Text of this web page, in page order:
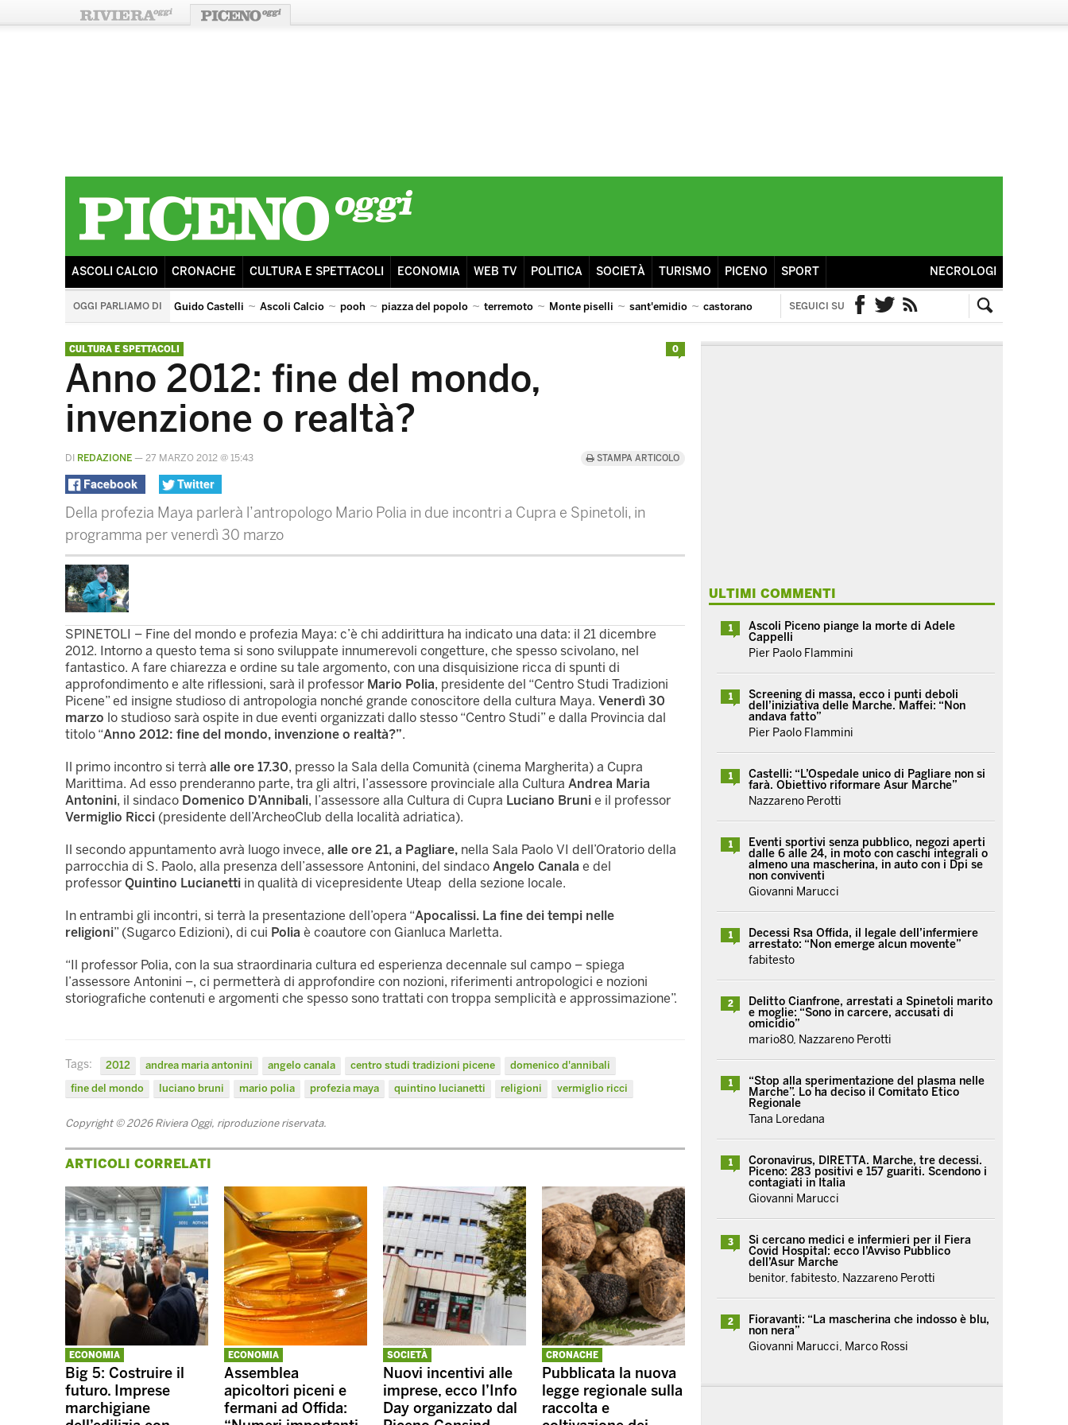
ASCOLI CALCIO CRONACHE CULTURA E SPETTACOLI ECONOMIA WEB TV POLITICA SOCIETÀ TURISMO PICENO SPORT NECROLOGI
OGGI PARLIAMO DI Guido Castelli Ascoli Calcio pooh piazza del popolo terremoto Monte piselli sant'emidio castorano
arengo ricostruzione
SEGUICI SU
CULTURA E SPETTACOLI
Anno 2012: fine del mondo,
invenzione o realtà?
DI REDAZIONE — 27 MARZO 2012 @ 15:43 STAMPA ARTICOLO
Facebook Twitter
Della profezia Maya parlerà l’antropologo Mario Polia in due incontri a Cupra e Spinetoli, in
programma per venerdì 30 marzo
SPINETOLI – Fine del mondo e profezia Maya: c’è chi addirittura ha indicato una data: il 21 dicembre
2012. Intorno a questo tema si sono sviluppate innumerevoli congetture, che spesso scivolano, nel
fantastico. A fare chiarezza e ordine su tale argomento, con una disquisizione ricca di spunti di
approfondimento e alte riflessioni, sarà il professor Mario Polia, presidente del “Centro Studi Tradizioni
Picene” ed insigne studioso di antropologia nonché grande conoscitore della cultura Maya. Venerdì 30
marzo lo studioso sarà ospite in due eventi organizzati dallo stesso “Centro Studi” e dalla Provincia dal
titolo “Anno 2012: fine del mondo, invenzione o realtà?”.
Il primo incontro si terrà alle ore 17.30, presso la Sala della Comunità (cinema Margherita) a Cupra
Marittima. Ad esso prenderanno parte, tra gli altri, l’assessore provinciale alla Cultura Andrea Maria
Antonini, il sindaco Domenico D’Annibali, l’assessore alla Cultura di Cupra Luciano Bruni e il professor
Vermiglio Ricci (presidente dell’ArcheoClub della località adriatica).
Il secondo appuntamento avrà luogo invece, alle ore 21, a Pagliare, nella Sala Paolo VI dell’Oratorio della
parrocchia di S. Paolo, alla presenza dell’assessore Antonini, del sindaco Angelo Canala e del
professor Quintino Lucianetti in qualità di vicepresidente Uteap della sezione locale.
In entrambi gli incontri, si terrà la presentazione dell’opera “Apocalissi. La fine dei tempi nelle
religioni” (Sugarco Edizioni), di cui Polia è coautore con Gianluca Marletta.
“Il professor Polia, con la sua straordinaria cultura ed esperienza decennale sul campo – spiega
l’assessore Antonini –, ci permetterà di approfondire con nozioni, riferimenti antropologici e nozioni
storiografiche contenuti e argomenti che spesso sono trattati con troppa semplicità e approssimazione”.
Tags: 2012 andrea maria antonini angelo canala centro studi tradizioni picene
domenico d'annibali
fine del mondo
luciano bruni mario polia profezia maya quintino lucianetti religioni vermiglio ricci
Copyright © 2026 Riviera Oggi, riproduzione riservata.
0
ARTICOLI CORRELATI
ECONOMIA
Big 5: Costruire il
futuro. Imprese
marchigiane
ECONOMIA
Assemblea
apicoltori piceni e
fermani ad Offida:
SOCIETÀ
Nuovi incentivi alle
imprese, ecco l’Info
Day organizzato dal
CRONACHE
Pubblicata la nuova
legge regionale sulla
raccolta e
ULTIMI COMMENTI
1
Ascoli Piceno piange la morte di Adele
Cappelli
Pier Paolo Flammini
1
Screening di massa, ecco i punti deboli
dell’iniziativa delle Marche. Maffei: “Non
andava fatto”
Pier Paolo Flammini
1
Castelli: “L’Ospedale unico di Pagliare non si
farà. Obiettivo riformare Asur Marche”
Nazzareno Perotti
1
Eventi sportivi senza pubblico, negozi aperti
dalle 6 alle 24, in moto con caschi integrali o
almeno una mascherina, in auto con i Dpi se
non conviventi
Giovanni Marucci
1
Decessi Rsa Offida, il legale dell’infermiere
arrestato: “Non emerge alcun movente”
fabitesto
2
Delitto Cianfrone, arrestati a Spinetoli marito
e moglie: “Sono in carcere, accusati di
omicidio”
mario80, Nazzareno Perotti
1
“Stop alla sperimentazione del plasma nelle
Marche”. Lo ha deciso il Comitato Etico
Regionale
Tana Loredana
1
Coronavirus, DIRETTA. Marche, tre decessi.
Piceno: 283 positivi e 157 guariti. Scendono i
contagiati in Italia
Giovanni Marucci
3
Si cercano medici e infermieri per il Fiera
Covid Hospital: ecco l’Avviso Pubblico
dell’Asur Marche
benitor, fabitesto, Nazzareno Perotti
2
Fioravanti: “La mascherina che indosso è blu,
non nera”
Giovanni Marucci, Marco Rossi